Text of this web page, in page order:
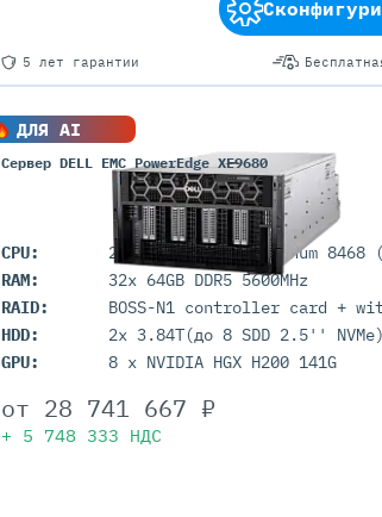
5 лет гарантии
ДЛЯ AI
Сервер DELL EMC PowerEdge XE9680
CPU:
RAM:
32x 64GB DDR5 5600MHz
RAID:
HDD:
2x 3.84T(до 8 SDD 2.5'' NVMe)
GPU:
8 x NVIDIA HGX H200 141G
от 28 741 667 ₽
+ 5 748 333 НДС